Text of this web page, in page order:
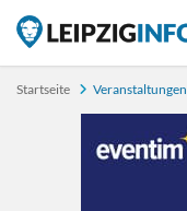
Startseite Veranstaltungen